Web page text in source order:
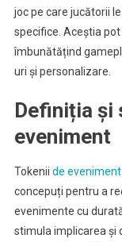
joc pe care jucătorii
specifice. Aceștia
îmbunătățind
uri și personalizare.
Definiția și
eveniment
Tokenii de eveniment
concepuți pentru a
evenimente cu
stimula implicarea și